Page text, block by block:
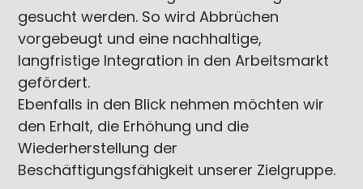
gesucht werden. So wird Abbrüchen
vorgebeugt und eine nachhaltige,
langfristige Integration in den Arbeitsmarkt
gefördert.
Ebenfalls in den Blick nehmen möchten wir
den Erhalt, die Erhöhung und die
Wiederherstellung der
Beschäftigungsfähigkeit unserer Zielgruppe.